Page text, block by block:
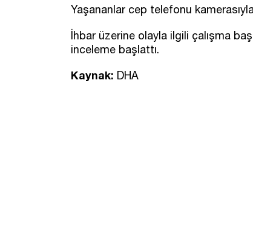
Yaşananlar cep telefonu
İhbar üzerine olayla ilgili çalışma
inceleme başlattı.
Kaynak: DHA